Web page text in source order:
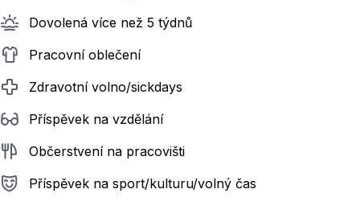
Dovolená více než 5 týdnů
Pracovní oblečení
Zdravotní volno/sickdays
Příspěvek na vzdělání
Občerstvení na pracovišti
Příspěvek na sport/kulturu/volný čas